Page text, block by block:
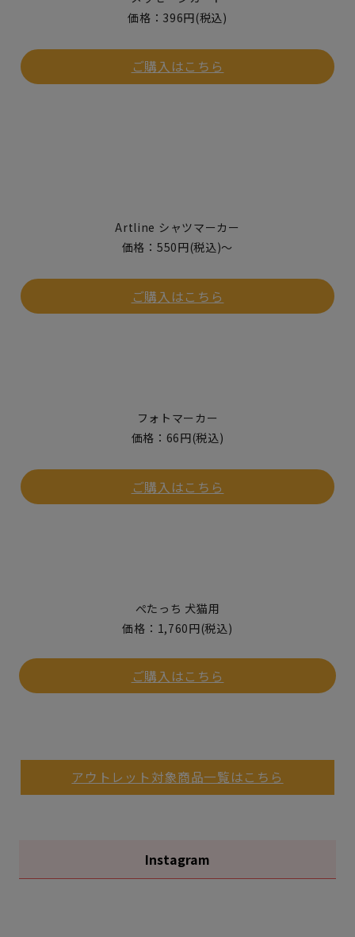
価格：396円(税込)
ご購入はこちら
Artline シャツマーカー
価格：550円(税込)〜
ご購入はこちら
フォトマーカー
価格：66円(税込)
ご購入はこちら
ぺたっち 犬猫用
価格：1,760円(税込)
ご購入はこちら
アウトレット対象商品一覧はこちら
Instagram